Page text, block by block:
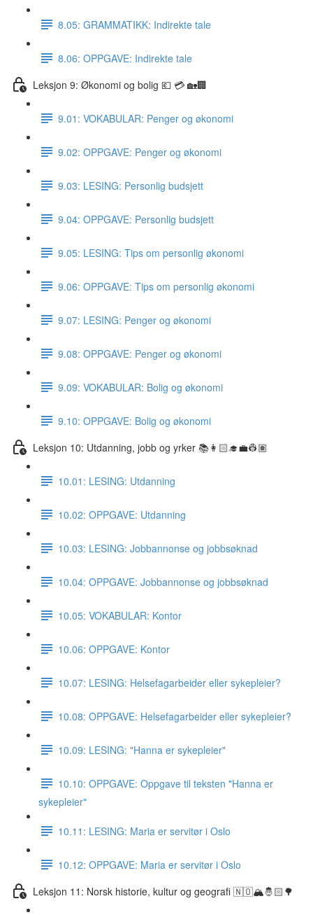
8.05: GRAMMATIKK: Indirekte tale
8.06: OPPGAVE: Indirekte tale
Leksjon 9: Økonomi og bolig 💶 💳 🏡🏢
9.01: VOKABULAR: Penger og økonomi
9.02: OPPGAVE: Penger og økonomi
9.03: LESING: Personlig budsjett
9.04: OPPGAVE: Personlig budsjett
9.05: LESING: Tips om personlig økonomi
9.06: OPPGAVE: Tips om personlig økonomi
9.07: LESING: Penger og økonomi
9.08: OPPGAVE: Penger og økonomi
9.09: VOKABULAR: Bolig og økonomi
9.10: OPPGAVE: Bolig og økonomi
Leksjon 10: Utdanning, jobb og yrker 📚👩🏻‍🎓💼👷🏽
10.01: LESING: Utdanning
10.02: OPPGAVE: Utdanning
10.03: LESING: Jobbannonse og jobbsøknad
10.04: OPPGAVE: Jobbannonse og jobbsøknad
10.05: VOKABULAR: Kontor
10.06: OPPGAVE: Kontor
10.07: LESING: Helsefagarbeider eller sykepleier?
10.08: OPPGAVE: Helsefagarbeider eller sykepleier?
10.09: LESING: "Hanna er sykepleier"
10.10: OPPGAVE: Oppgave til teksten "Hanna er
sykepleier"
10.11: LESING: Maria er servitør i Oslo
10.12: OPPGAVE: Maria er servitør i Oslo
Leksjon 11: Norsk historie, kultur og geografi 🇳🇴🏔🤴🏻🌳